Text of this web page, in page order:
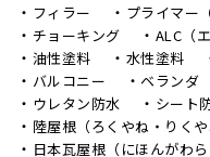
フィラー プライマー
チョーキング
ALC（
油性塗料
水性塗料
バルコニー
ベランダ
ウレタン防水
シート
陸屋根（ろくやね・りくや
日本瓦屋根（にほんがわら